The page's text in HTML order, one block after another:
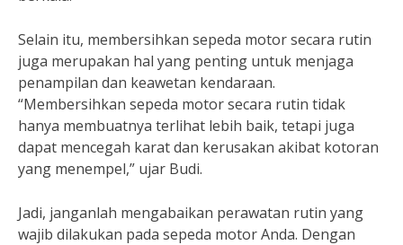
Selain itu, membersihkan sepeda motor secara rutin
juga merupakan hal yang penting untuk menjaga
penampilan dan keawetan kendaraan.
“Membersihkan sepeda motor secara rutin tidak
hanya membuatnya terlihat lebih baik, tetapi juga
dapat mencegah karat dan kerusakan akibat kotoran
yang menempel,” ujar Budi.
Jadi, janganlah mengabaikan perawatan rutin yang
wajib dilakukan pada sepeda motor Anda. Dengan